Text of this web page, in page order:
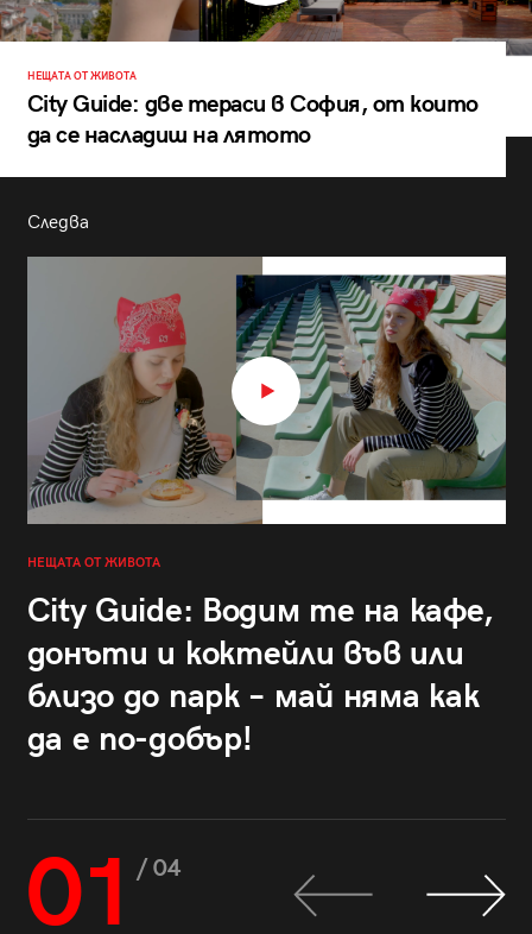
НЕЩАТА ОТ ЖИВОТА
City Guide: две тераси в София, от които
да се насладиш на лятото
Следва
НЕЩАТА ОТ ЖИВОТА
City Guide: Водим те на кафе,
донъти и коктейли във или
близо до парк – май няма как
да е по-добър!
01 / 04